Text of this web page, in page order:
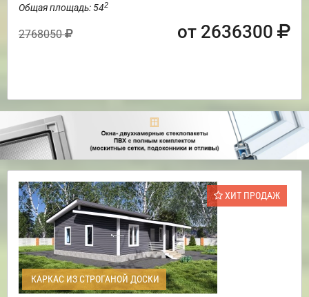
Общая площадь: 542
2768050 от 2636300
ХИТ ПРОДАЖ
КАРКАС ИЗ СТРОГАНОЙ ДОСКИ